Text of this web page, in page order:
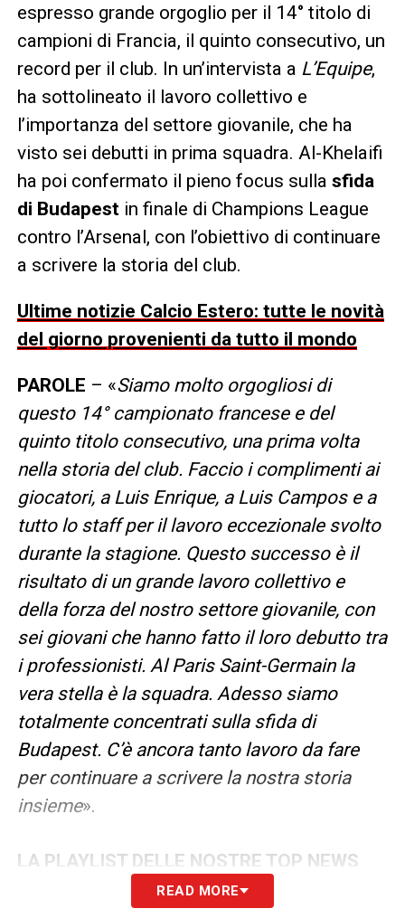
espresso grande orgoglio per il 14° titolo di
campioni di Francia, il quinto consecutivo, un
record per il club. In un’intervista a L’Equipe,
ha sottolineato il lavoro collettivo e
l’importanza del settore giovanile, che ha
visto sei debutti in prima squadra. Al-Khelaifi
ha poi confermato il pieno focus sulla sfida
di Budapestin finale di Champions League
contro l’Arsenal, con l’obiettivo di continuare
a scrivere la storia del club.
Ultime notizie Calcio Estero: tutte le novità
del giorno provenienti da tutto il mondo
PAROLE – «Siamo molto orgogliosi di
questo 14° campionato francese e del
quinto titolo consecutivo, una prima volta
nella storia del club. Faccio i complimenti ai
giocatori, a Luis Enrique, a Luis Campos e a
tutto lo staff per il lavoro eccezionale svolto
durante la stagione. Questo successo è il
risultato di un grande lavoro collettivo e
della forza del nostro settore giovanile, con
sei giovani che hanno fatto il loro debutto tra
i professionisti. Al Paris Saint-Germain la
vera stella è la squadra. Adesso siamo
totalmente concentrati sulla sfida di
Budapest. C’è ancora tanto lavoro da fare
per continuare a scrivere la nostra storia
insieme».
LA PLAYLIST DELLE NOSTRE TOP NEWS
READ MORE